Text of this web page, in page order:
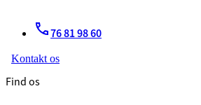
76 81 98 60
Kontakt os
Find os